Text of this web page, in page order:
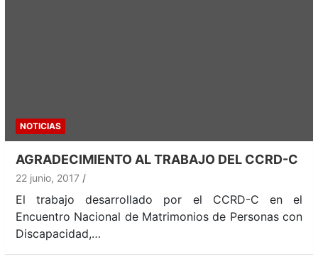
NOTICIAS
AGRADECIMIENTO AL TRABAJO DEL CCRD-C
22 junio, 2017
El trabajo desarrollado por el CCRD-C en el
Encuentro Nacional de Matrimonios de Personas con
Discapacidad,…